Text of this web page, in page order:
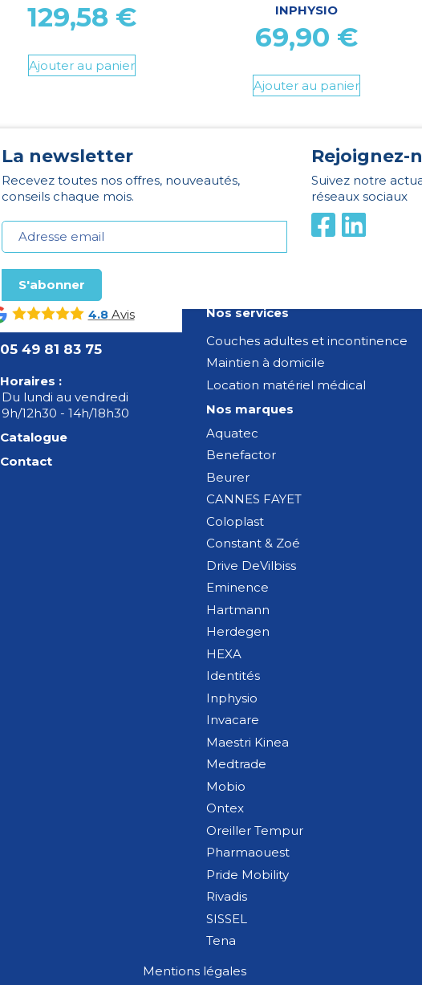
129,58 €
Ajouter au panier
INPHYSIO
69,90 €
Ajouter au panier
La newsletter
Recevez toutes nos offres, nouveautés,
conseils chaque mois.
Rejoignez-
Suivez notre
réseaux sociaux
4.8Avis
05 49 81 83 75
Horaires :
Du lundi au vendredi
9h/12h30 - 14h/18h30
Catalogue
Contact
Nos services
Couches adultes et incontinence
Maintien à domicile
Location matériel médical
Nos marques
Aquatec
Benefactor
Beurer
CANNES FAYET
Coloplast
Constant & Zoé
Drive DeVilbiss
Eminence
Hartmann
Herdegen
HEXA
Identités
Inphysio
Invacare
Maestri Kinea
Medtrade
Mobio
Ontex
Oreiller Tempur
Pharmaouest
Pride Mobility
Rivadis
SISSEL
Tena
Mentions légales